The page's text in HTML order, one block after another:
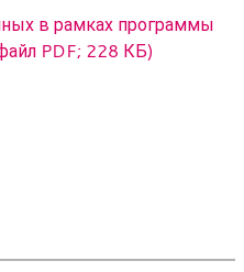
в рамках программы
PDF; 228 КБ)